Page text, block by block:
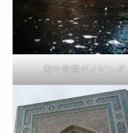
海中洞窟ダイビング